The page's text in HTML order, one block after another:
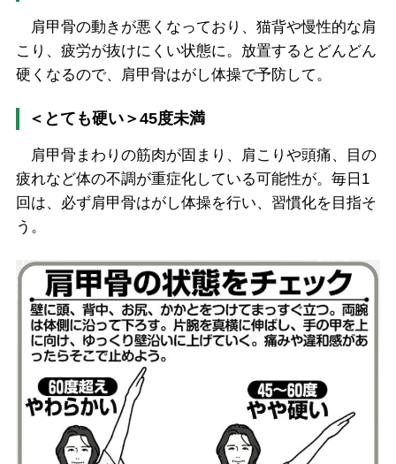
肩甲骨の動きが悪くなっており、猫背や慢性的な肩
こり、疲労が抜けにくい状態に。放置するとどんどん
硬くなるので、肩甲骨はがし体操で予防して。
＜とても硬い＞45度未満
肩甲骨まわりの筋肉が固まり、肩こりや頭痛、目の
疲れなど体の不調が重症化している可能性が。毎日1
回は、必ず肩甲骨はがし体操を行い、習慣化を目指そ
う。